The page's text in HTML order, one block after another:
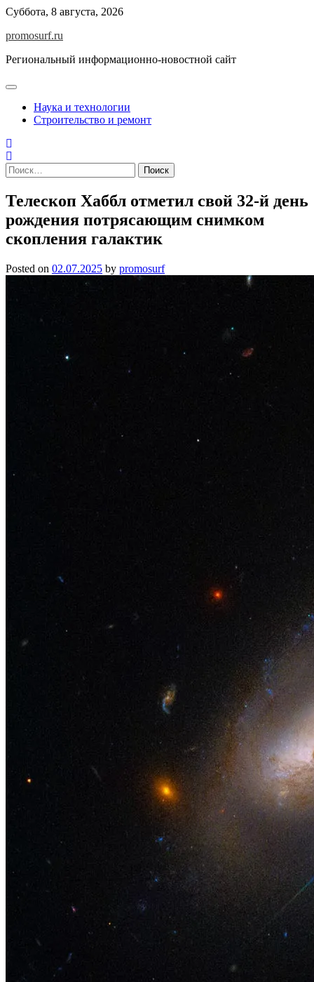
Skip
content
Суббота, 8 августа, 2026
promosurf.ru
Региональный информационно-новостной сайт
Наука и технологии
Строительство и ремонт
Найти:
Телескоп Хаббл отметил свой 32-й день
рождения потрясающим снимком
скопления галактик
Posted on 02.07.2025 by promosurf